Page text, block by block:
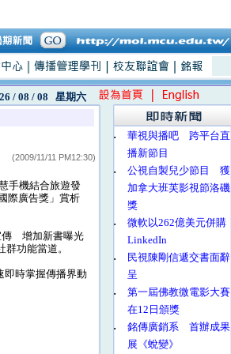
/ 08 / 08 星期六
(2009/11/11 PM12:30)
手機結合旅遊發
際廣告獎」賞析
傳 增加新書曝光
功能當道。
即時掌握傳播界動
‧
華視與播吧 跨平台直
播新節目
‧
公視自製兒少節目 獲
加拿大班芙影視節洛磯
獎
‧
微軟以262億美元併購
LinkedIn
‧
民視陳剛信遞交書面辭
呈
‧
第一屆佛教微電影大賽
在12日頒獎
‧
銘傳廣銷系 首辦成果
展《蛻變》